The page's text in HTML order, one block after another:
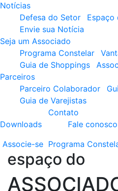
Notícias
Defesa do Setor
Espaço
Envie sua Notícia
Seja um Associado
Programa Constelar
Guia de Shoppings
Parceiros
Parceiro Colaborador
Guia de Varejistas
Downloads
Contato
Fale conosco
Associe-se Programa
espaço do